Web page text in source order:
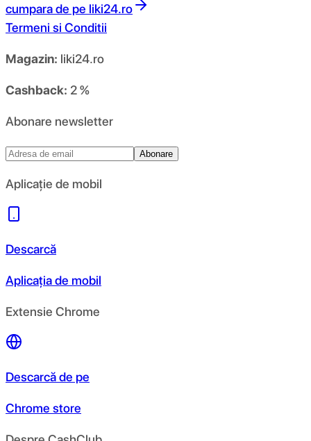
cumpara de pe liki24.ro
Termeni si Conditii
Magazin: liki24.ro
Cashback: 2 %
Abonare newsletter
Abonare
Aplicație de mobil
Descarcă
Aplicația de mobil
Extensie Chrome
Descarcă de pe
Chrome store